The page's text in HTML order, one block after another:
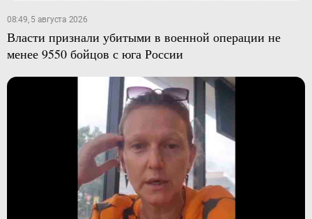
08:49, 5 августа 2026
Власти признали убитыми в военной операции не
менее 9550 бойцов с юга России